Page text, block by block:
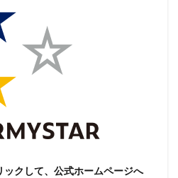
クして、公式ホームページへ